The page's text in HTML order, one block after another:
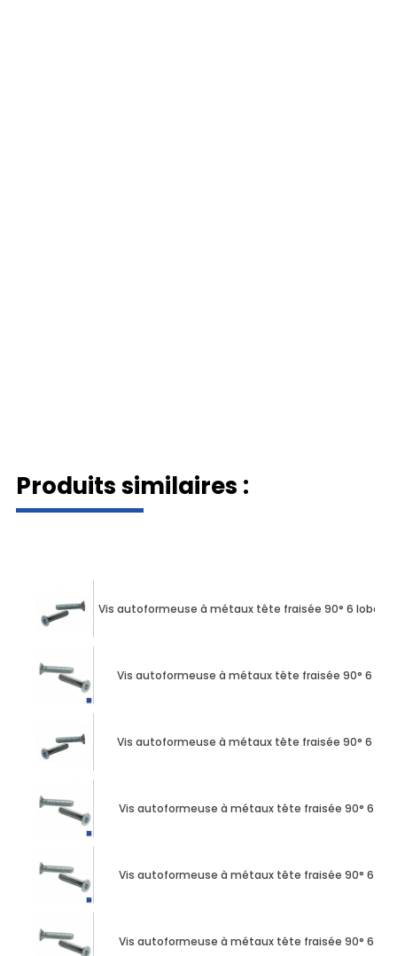
Produits similaires :
Vis autoformeuse à métaux tête fraisée 90° 6 lobes
Vis autoformeuse à métaux tête fraisée 90° 6
Vis autoformeuse à métaux tête fraisée 90° 6
Vis autoformeuse à métaux tête fraisée 90° 6
Vis autoformeuse à métaux tête fraisée 90° 6
Vis autoformeuse à métaux tête fraisée 90° 6